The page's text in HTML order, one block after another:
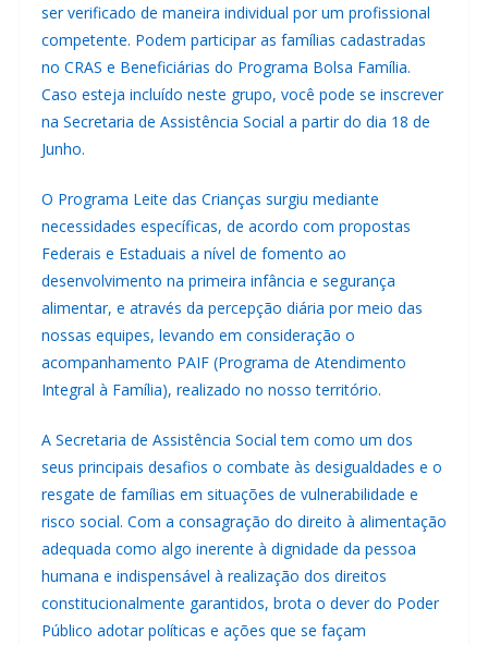
ser verificado de maneira individual por um profissional
competente. Podem participar as famílias cadastradas
no CRAS e Beneficiárias do Programa Bolsa Família.
Caso esteja incluído neste grupo, você pode se inscrever
na Secretaria de Assistência Social a partir do dia 18 de
Junho.
O Programa Leite das Crianças surgiu mediante
necessidades específicas, de acordo com propostas
Federais e Estaduais a nível de fomento ao
desenvolvimento na primeira infância e segurança
alimentar, e através da percepção diária por meio das
nossas equipes, levando em consideração o
acompanhamento PAIF (Programa de Atendimento
Integral à Família), realizado no nosso território.
A Secretaria de Assistência Social tem como um dos
seus principais desafios o combate às desigualdades e o
resgate de famílias em situações de vulnerabilidade e
risco social. Com a consagração do direito à alimentação
adequada como algo inerente à dignidade da pessoa
humana e indispensável à realização dos direitos
constitucionalmente garantidos, brota o dever do Poder
Público adotar políticas e ações que se façam